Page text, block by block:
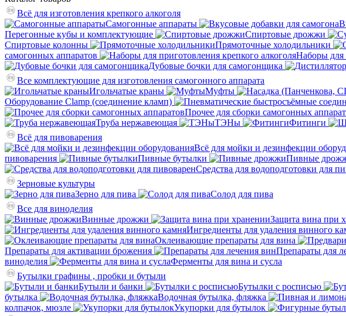
Всё для изготовления крепкого алкоголя
Самогонные аппараты
Перегонные кубы и комплектующие
Спиртовые дрожжи
Спиртовые колонны
Прямоточные холодильники
самогонных аппаратов
Наборы для
Дубовые бочки для самогонщика
Все комплектующие для изготовления самогонного аппарата
Игольчатые краны
Муфты
Оборудование Clamp (соединение кламп)
Прочее для сборки самогонных
Труба нержавеющая
ТЭНы Фитинги
Всё для пивоварения
Всё для мойки и дезинфекции
пивоварения
Пивные бутылки Пивные
Средства для водоподготовки для
Зерновые культуры
Зерно для пива
Солод для пива
Все для виноделия
Винные дрожжи
Защита вина при
Ингредиенты для удаления винного
Оклеивающие препараты для вина
Препараты для активации брожения
Препараты для
виноделия
Ферменты для вина и сусла
Бутылки графины , пробки и бутыли
Бутыли и банки
Бутылки с росписью
бутылка
Водочная бутылка, фляжка
колпачок, мюзле
Укупорки для бутылок